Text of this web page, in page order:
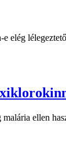
elég
malária ellen